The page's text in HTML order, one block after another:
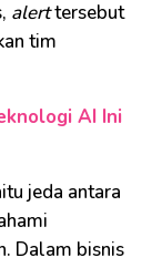
alerttersebut
tim
AI Ini
jeda antara
Dalam bisnis